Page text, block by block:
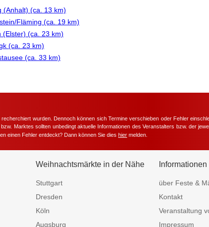
(Anhalt) (ca. 13 km)
Fläming (ca. 19 km)
(Elster) (ca. 23 km)
(ca. 23 km)
(ca. 33 km)
wurden. Dennoch können sich Termine verschieben oder Fehler
Marktes sollten unbedingt aktuelle Informationen des Veranstalters bzw. der
einen Fehler entdeckt? Dann können Sie dies hier melden.
Weihnachtsmärkte in der Nähe
Stuttgart
Dresden
Köln
Augsburg
Informationen
über Feste &
Kontakt
Veranstaltung
Impressum